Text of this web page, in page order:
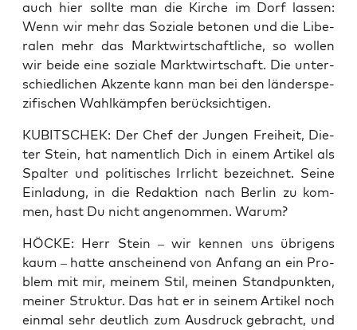
auch hier soll­te man die Kir­che im Dorf las­sen:
Wenn wir mehr das Sozia­le beto­nen und die Libe­
ra­len mehr das Markt­wirt­schaft­li­che, so wol­len
wir bei­de eine sozia­le Markt­wirt­schaft. Die unter­
schied­li­chen Akzen­te kann man bei den län­der­spe­
zi­fi­schen Wahl­kämp­fen berücksichtigen.
KUBITSCHEK: Der Chef der Jun­gen Frei­heit, Die­
ter Stein, hat nament­lich Dich in einem Arti­kel als
Spal­ter und poli­ti­sches Irr­licht bezeich­net. Sei­ne
Ein­la­dung, in die Redak­ti­on nach Ber­lin zu kom­
men, hast Du nicht ange­nom­men. Warum?
HÖCKE: Herr Stein – wir ken­nen uns übri­gens
kaum – hat­te anschei­nend von Anfang an ein Pro­
blem mit mir, mei­nem Stil, mei­nen Stand­punk­ten,
mei­ner Struk­tur. Das hat er in sei­nem Arti­kel noch
ein­mal sehr deut­lich zum Aus­druck gebracht, und